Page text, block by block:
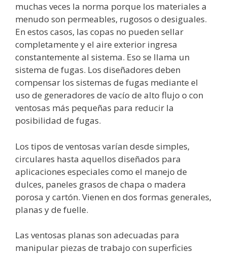
muchas veces la norma porque los materiales a
menudo son permeables, rugosos o desiguales.
En estos casos, las copas no pueden sellar
completamente y el aire exterior ingresa
constantemente al sistema. Eso se llama un
sistema de fugas. Los diseñadores deben
compensar los sistemas de fugas mediante el
uso de generadores de vacío de alto flujo o con
ventosas más pequeñas para reducir la
posibilidad de fugas.
Los tipos de ventosas varían desde simples,
circulares hasta aquellos diseñados para
aplicaciones especiales como el manejo de
dulces, paneles grasos de chapa o madera
porosa y cartón. Vienen en dos formas generales,
planas y de fuelle.
Las ventosas planas son adecuadas para
manipular piezas de trabajo con superficies